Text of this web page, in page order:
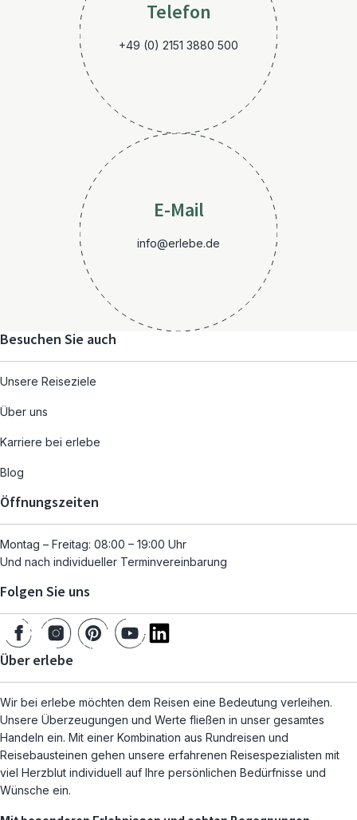
Telefon
+49 (0) 2151 3880 500
E-Mail
info@erlebe.de
Besuchen Sie auch
Unsere Reiseziele
Über uns
Karriere bei erlebe
Blog
Öffnungszeiten
Montag – Freitag: 08:00 – 19:00 Uhr
Und nach individueller Terminvereinbarung
Folgen Sie uns
Über erlebe
Wir bei erlebe möchten dem Reisen eine Bedeutung verleihen.
Unsere Überzeugungen und Werte fließen in unser gesamtes
Handeln ein. Mit einer Kombination aus Rundreisen und
Reisebausteinen gehen unsere erfahrenen Reisespezialisten mit
viel Herzblut individuell auf Ihre persönlichen Bedürfnisse und
Wünsche ein.